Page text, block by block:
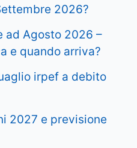
2026?
ad Agosto 2026 –
e quando arriva?
irpef a debito
2027 e previsione